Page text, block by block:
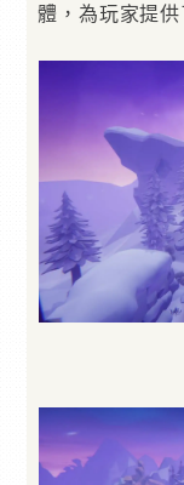
體，為玩家提